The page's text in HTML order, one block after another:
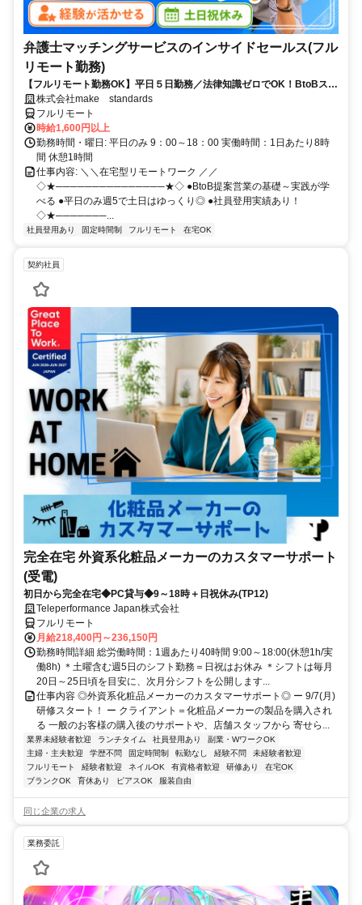
弁護士マッチングサービスのインサイドセールス(フル
リモート勤務)
【フルリモート勤務OK】平日５日勤務／法律知識ゼロでOK！BtoBスキ
ルが身につく営業職
株式会社make standards
フルリモート
時給1,600円以上
勤務時間・曜日: 平日のみ 9：00～18：00 実働時間：1日あたり8時
間 休憩1時間
仕事内容: ＼＼在宅型リモートワーク ／／
◇★───────────────★◇ ●BtoB提案営業の基礎～実践が学
べる ●平日のみ週5で土日はゆっくり◎ ●社員登用実績あり！
◇★───────...
社員登用あり 固定時間制 フルリモート 在宅OK
契約社員
完全在宅 外資系化粧品メーカーのカスタマーサポート
(受電)
初日から完全在宅◆PC貸与◆9～18時＋日祝休み(TP12)
Teleperformance Japan株式会社
フルリモート
月給218,400円～236,150円
勤務時間詳細 総労働時間：1週あたり40時間 9:00～18:00(休憩1h/実
働8h) ＊土曜含む週5日のシフト勤務＝日祝はお休み ＊シフトは毎月
20日～25日頃を目安に、次月分シフトを公開します...
仕事内容 ◎外資系化粧品メーカーのカスタマーサポート◎ ー 9/7(月)
研修スタート！ ー クライアント＝化粧品メーカーの製品を購入され
る 一般のお客様の購入後のサポートや、店舗スタッフから 寄せら...
業界未経験者歓迎 ランチタイム 社員登用あり
副業・WワークOK
主婦・主夫歓迎
学歴不問 固定時間制 転勤なし 経験不問
未経験者歓迎
フルリモート
経験者歓迎 ネイルOK 有資格者歓迎 研修あり
在宅OK
ブランクOK
育休あり ピアスOK 服装自由
同じ企業の求人
業務委託